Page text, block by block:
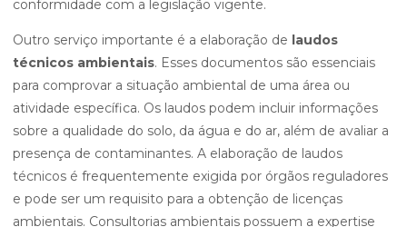
conformidade com a legislação vigente.
Outro serviço importante é a elaboração de laudos
técnicos ambientais. Esses documentos são essenciais
para comprovar a situação ambiental de uma área ou
atividade específica. Os laudos podem incluir informações
sobre a qualidade do solo, da água e do ar, além de avaliar a
presença de contaminantes. A elaboração de laudos
técnicos é frequentemente exigida por órgãos reguladores
e pode ser um requisito para a obtenção de licenças
ambientais. Consultorias ambientais possuem a expertise